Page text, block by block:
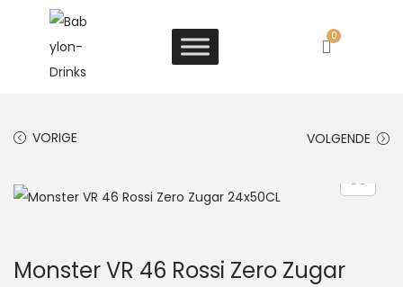
0
VORIGE VOLGENDE
Monster VR 46 Rossi Zero Zugar